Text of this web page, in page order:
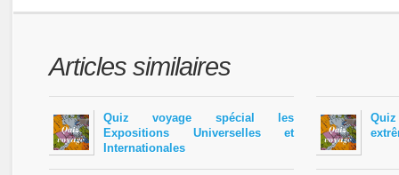
Articles similaires
Quiz voyage spécial les
Expositions Universelles et
Internationales